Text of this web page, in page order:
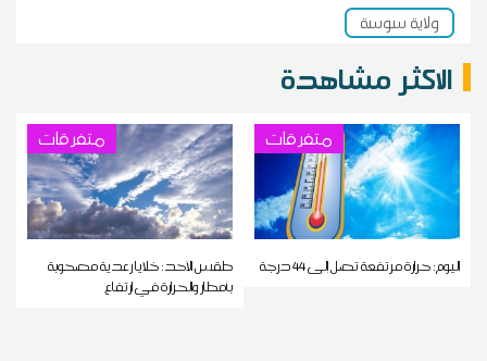
ولاية سوسة
الاكثر مشاهدة
متفرقات
اليوم: حرارة مرتفعة تصل إلى 44 درجة
متفرقات
طقس الأحد: خلايا رعدية مصحوبة
بأمطار والحرارة في ارتفاع